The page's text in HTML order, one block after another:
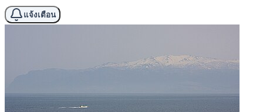
แจ้งเตือน